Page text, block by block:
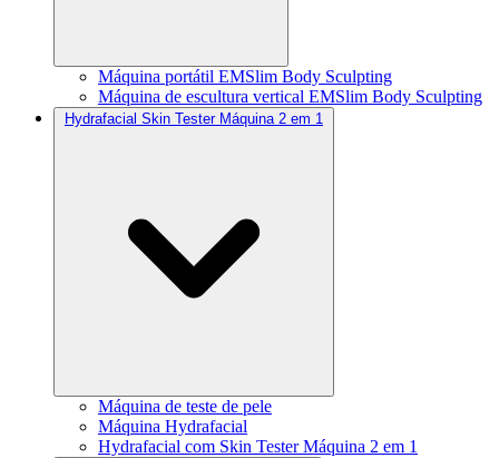
Máquina portátil EMSlim Body Sculpting
Máquina de escultura vertical EMSlim Body Sculpting
Hydrafacial Skin Tester Máquina 2 em 1
Máquina de teste de pele
Máquina Hydrafacial
Hydrafacial com Skin Tester Máquina 2 em 1